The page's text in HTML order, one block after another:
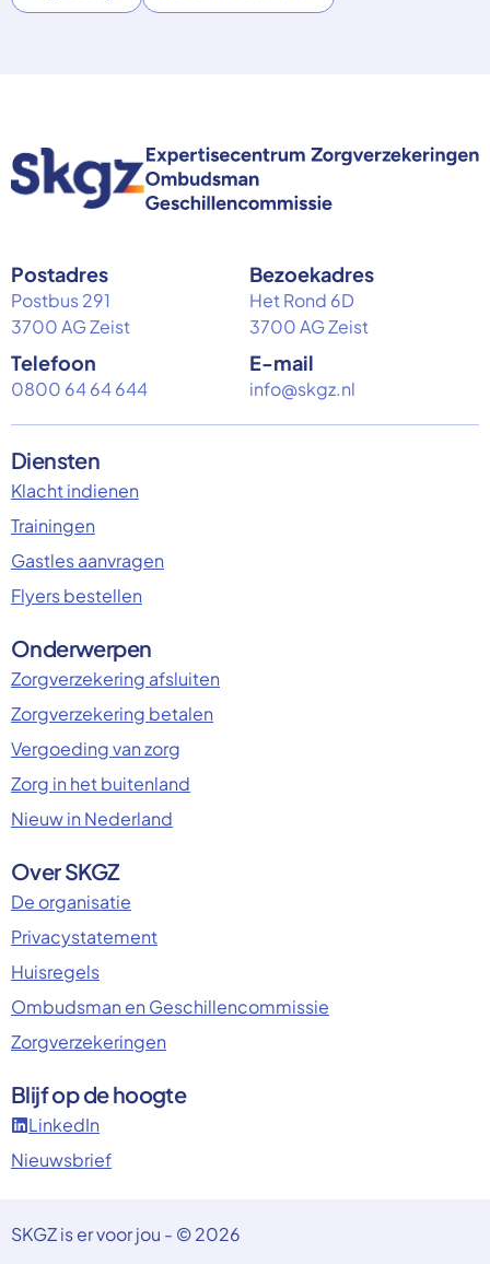
Postadres
Postbus 291
3700 AG Zeist
Bezoekadres
Het Rond 6D
3700 AG Zeist
Telefoon
0800 64 64 644
E-mail
info@skgz.nl
Diensten
Klacht indienen
Trainingen
Gastles aanvragen
Flyers bestellen
Onderwerpen
Zorgverzekering afsluiten
Zorgverzekering betalen
Vergoeding van zorg
Zorg in het buitenland
Nieuw in Nederland
Over SKGZ
De organisatie
Privacystatement
Huisregels
Ombudsman en Geschillencommissie
Zorgverzekeringen
Blijf op de hoogte
LinkedIn
Nieuwsbrief
SKGZ is er voor jou - © 2026